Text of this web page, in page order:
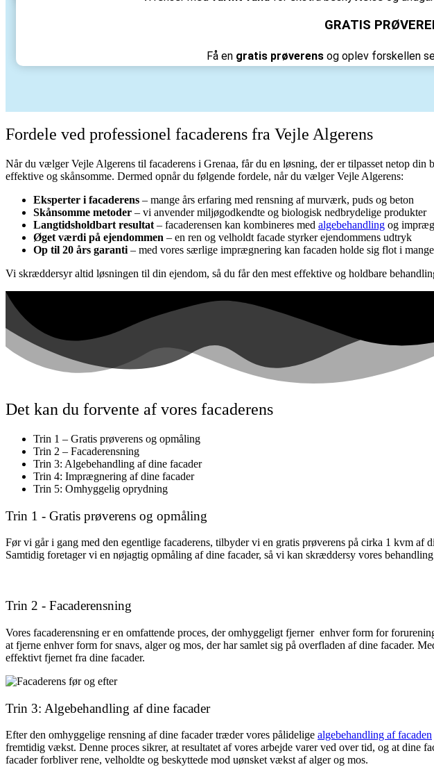
GRATIS
Få en gratis prøverens og oplev forskellen
Fordele ved professionel facaderens fra Vejle Algerens
Når du vælger Vejle Algerens til facaderens i Grenaa, får du en løsning, der er tilpasset netop
effektive og skånsomme. Dermed opnår du følgende fordele, når du vælger Vejle Algerens:
Eksperter i facaderens – mange års erfaring med rensning af murværk, puds og beton
Skånsomme metoder – vi anvender miljøgodkendte og biologisk nedbrydelige produkter
Langtidsholdbart resultat – facaderensen kan kombineres med algebehandling og
Øget værdi på ejendommen – en ren og velholdt facade styrker ejendommens udtryk
Op til 20 års garanti – med vores særlige imprægnering kan facaden holde sig flot i
Vi skræddersyr altid løsningen til din ejendom, så du får den mest effektive og holdbare
Det kan du forvente af vores facaderens
Trin 1 – Gratis prøverens og opmåling
Trin 2 – Facaderensning
Trin 3: Algebehandling af dine facader
Trin 4: Imprægnering af dine facader
Trin 5: Omhyggelig oprydning
Trin 1 - Gratis prøverens og opmåling
Før vi går i gang med den egentlige facaderens, tilbyder vi en gratis prøverens på cirka 1 kvm
Samtidig foretager vi en nøjagtig opmåling af dine facader, så vi kan skræddersy vores
Trin 2 - Facaderensning
Vores facaderensning er en omfattende proces, der omhyggeligt fjerner enhver form for
at fjerne enhver form for snavs, alger og mos, der har samlet sig på overfladen af dine facader.
effektivt fjernet fra dine facader.
Trin 3: Algebehandling af dine facader
Efter den omhyggelige rensning af dine facader træder vores pålidelige algebehandling af facaden
fremtidig vækst. Denne proces sikrer, at resultatet af vores arbejde varer ved over tid, og at
facader forbliver rene, velholdte og beskyttede mod uønsket vækst af alger og mos.